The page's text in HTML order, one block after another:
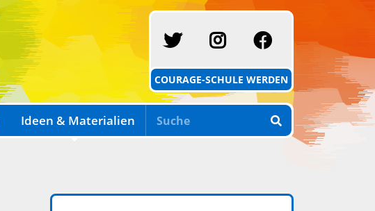
SCHULE MIT
INSTAGRAMFACEBOOK
COURAGE-SCHULE WERDEN
Ideen & Materialien